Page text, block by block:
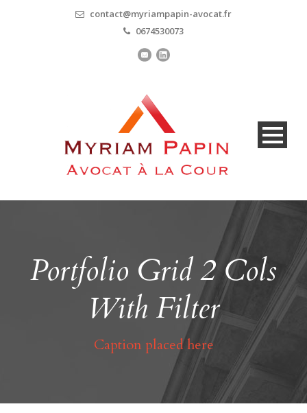
contact@myriampapin-avocat.fr
0674530073
Portfolio Grid 2 Cols
With Filter
Caption placed here